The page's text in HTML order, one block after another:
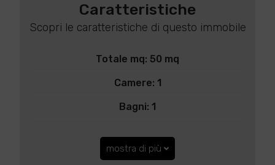
Caratteristiche
Scopri le caratteristiche di questo immobile
Totale mq: 50 mq
Camere: 1
Bagni: 1
mostra di più